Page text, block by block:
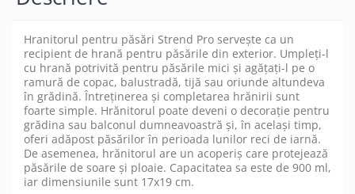
Hranitorul pentru păsări Strend Pro servește ca un
recipient de hrană pentru păsările din exterior. Umpleți-l
cu hrană potrivită pentru păsările mici și agățați-l pe o
ramură de copac, balustradă, tijă sau oriunde altundeva
în grădină. Întreținerea și completarea hrănirii sunt
foarte simple. Hrănitorul poate deveni o decorație pentru
grădina sau balconul dumneavoastră și, în același timp,
oferi adăpost păsărilor în perioada lunilor reci de iarnă.
De asemenea, hrănitorul are un acoperiș care protejează
păsările de soare și ploaie. Capacitatea sa este de 900 ml,
iar dimensiunile sunt 17x19 cm.